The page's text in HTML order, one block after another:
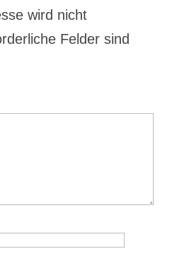
wird nicht
Felder sind